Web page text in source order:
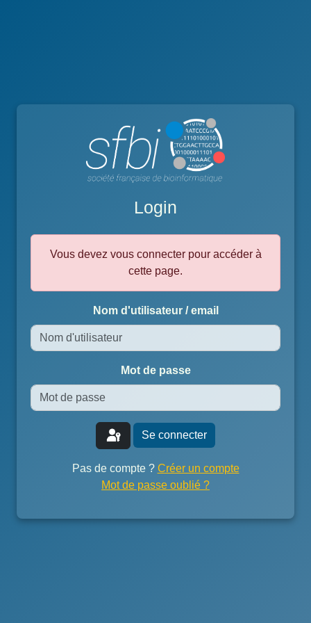
Login
Vous devez vous connecter pour accéder à
cette page.
Nom d'utilisateur / email
Mot de passe
Pas de compte ? Créer un compte
Mot de passe oublié ?